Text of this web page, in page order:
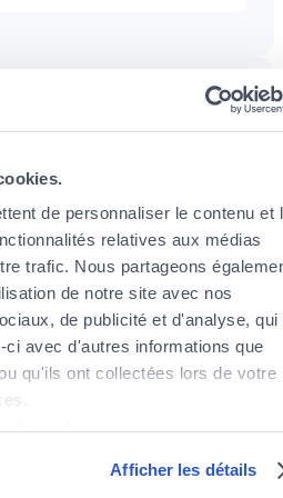
de personnaliser le contenu et
relatives aux médias
trafic. Nous partageons
de notre site avec nos
de publicité et d'analyse, qui
avec d'autres informations que
qu'ils ont collectées lors de votre
Afficher les détails
Ihre Situation und beraten Sie
im Rahmen Ihrer
flexible Lösungen, die an